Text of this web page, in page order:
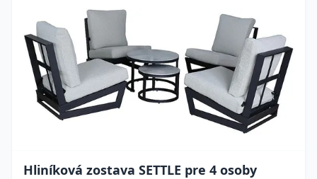
Hliníková zostava SETTLE pre 4 osoby